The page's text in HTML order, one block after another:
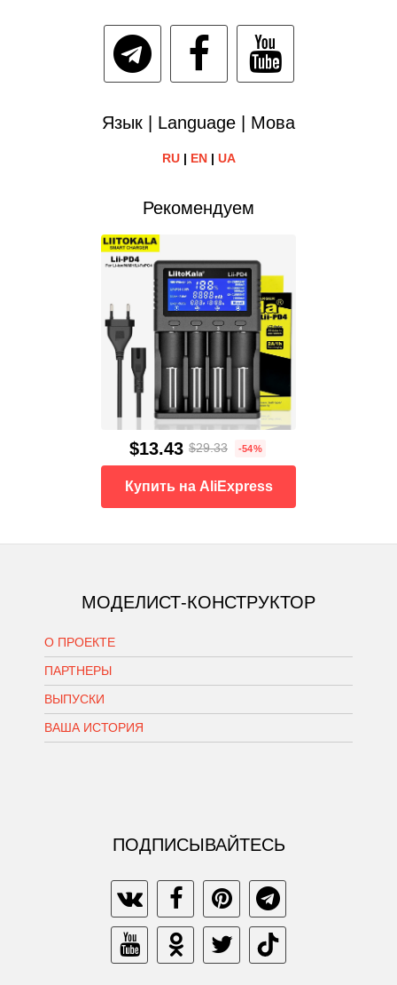
Язык | Language | Мова
RU| EN| UA
Рекомендуем
$13.43 $29.33 -54%
Купить на AliExpress
МОДЕЛИСТ-КОНСТРУКТОР
О ПРОЕКТЕ
ПАРТНЕРЫ
ВЫПУСКИ
ВАША ИСТОРИЯ
ПОДПИСЫВАЙТЕСЬ